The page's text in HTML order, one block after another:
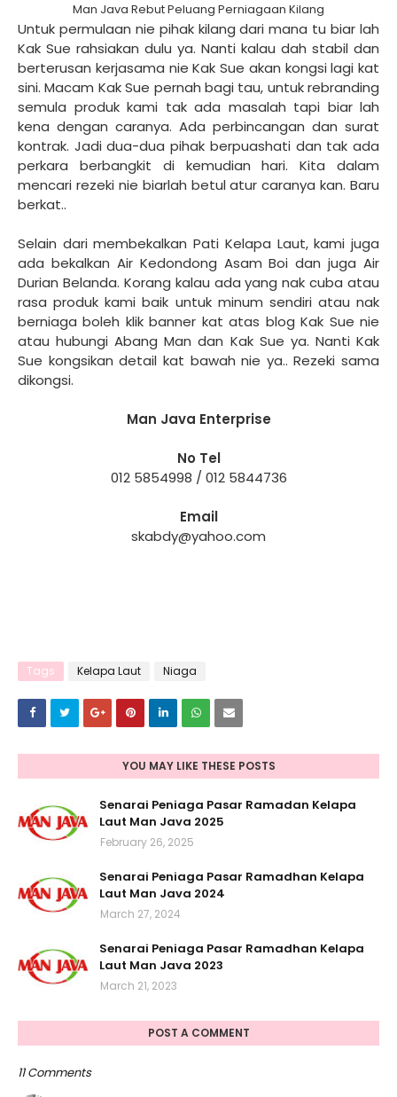
Man Java Rebut Peluang Perniagaan Kilang
Untuk permulaan nie pihak kilang dari mana tu biar lah
Kak Sue rahsiakan dulu ya. Nanti kalau dah stabil dan
berterusan kerjasama nie Kak Sue akan kongsi lagi kat
sini. Macam Kak Sue pernah bagi tau, untuk rebranding
semula produk kami tak ada masalah tapi biar lah
kena dengan caranya. Ada perbincangan dan surat
kontrak. Jadi dua-dua pihak berpuashati dan tak ada
perkara berbangkit di kemudian hari. Kita dalam
mencari rezeki nie biarlah betul atur caranya kan. Baru
berkat..
Selain dari membekalkan Pati Kelapa Laut, kami juga
ada bekalkan Air Kedondong Asam Boi dan juga Air
Durian Belanda. Korang kalau ada yang nak cuba atau
rasa produk kami baik untuk minum sendiri atau nak
berniaga boleh klik banner kat atas blog Kak Sue nie
atau hubungi Abang Man dan Kak Sue ya. Nanti Kak
Sue kongsikan detail kat bawah nie ya.. Rezeki sama
dikongsi.
Man Java Enterprise
No Tel
012 5854998 / 012 5844736
Email
skabdy@yahoo.com
Tags Kelapa Laut Niaga
YOU MAY LIKE THESE POSTS
Senarai Peniaga Pasar Ramadan Kelapa
Laut Man Java 2025
February 26, 2025
Senarai Peniaga Pasar Ramadhan Kelapa
Laut Man Java 2024
March 27, 2024
Senarai Peniaga Pasar Ramadhan Kelapa
Laut Man Java 2023
March 21, 2023
POST A COMMENT
11 Comments